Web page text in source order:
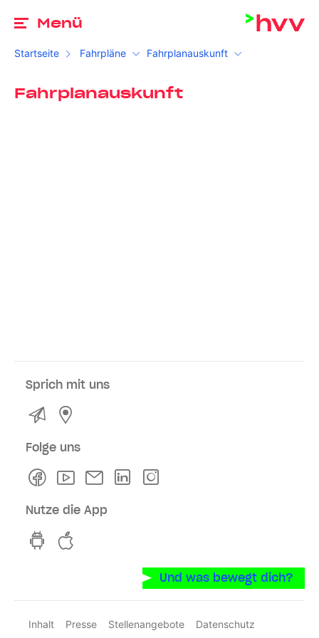
Menü
Startseite Fahrpläne Fahrplanauskunft
Fahrplanauskunft
Sprich mit uns
Kontakt
Folge uns
FacebookYoutubeNewsletterLinkedln
Nutze die App
hvv switch App auf GooglePlay
Und was bewegt dich?
Inhalt Presse Stellenangebote
Datenschutz